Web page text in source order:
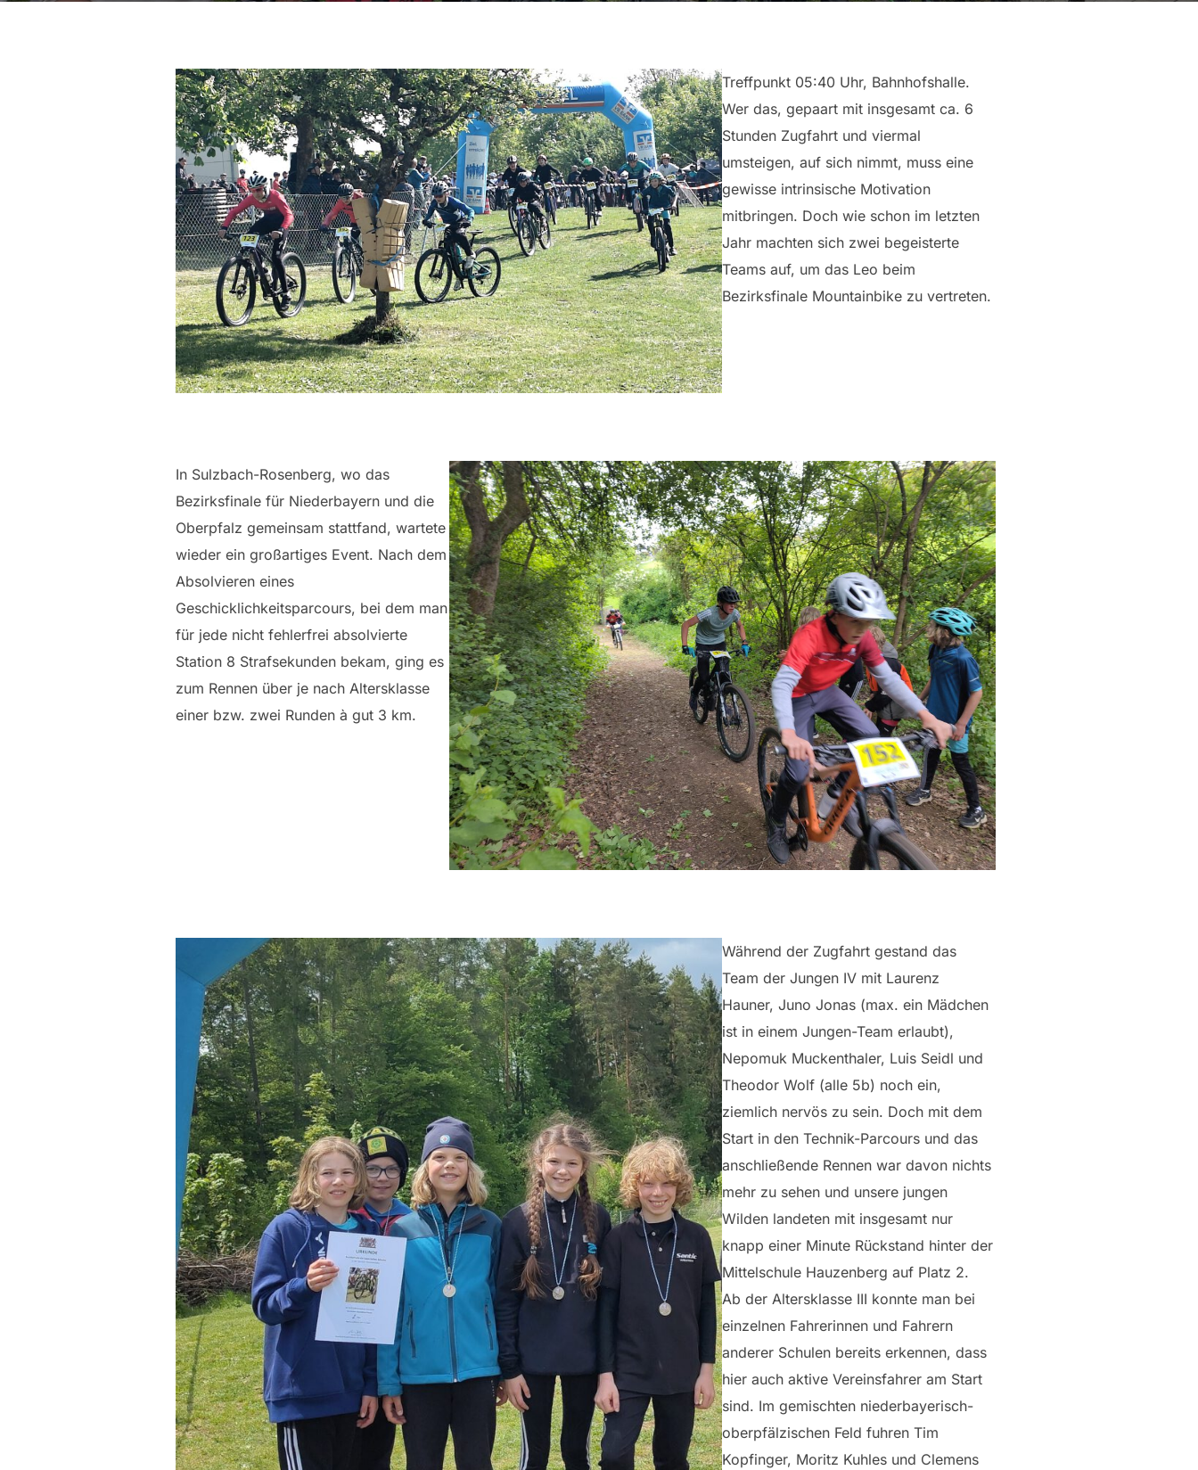
Treffpunkt 05:40 Uhr, Bahnhofshalle.
Wer das, gepaart mit insgesamt ca. 6
Stunden Zugfahrt und viermal
umsteigen, auf sich nimmt, muss eine
gewisse intrinsische Motivation
mitbringen. Doch wie schon im letzten
Jahr machten sich zwei begeisterte
Teams auf, um das Leo beim
Bezirksfinale Mountainbike zu vertreten.
In Sulzbach-Rosenberg, wo das
Bezirksfinale für Niederbayern und die
Oberpfalz gemeinsam stattfand, wartete
wieder ein großartiges Event. Nach dem
Absolvieren eines
Geschicklichkeitsparcours, bei dem man
für jede nicht fehlerfrei absolvierte
Station 8 Strafsekunden bekam, ging es
zum Rennen über je nach Altersklasse
einer bzw. zwei Runden à gut 3 km.
Während der Zugfahrt gestand das
Team der Jungen IV mit Laurenz
Hauner, Juno Jonas (max. ein Mädchen
ist in einem Jungen-Team erlaubt),
Nepomuk Muckenthaler, Luis Seidl und
Theodor Wolf (alle 5b) noch ein,
ziemlich nervös zu sein. Doch mit dem
Start in den Technik-Parcours und das
anschließende Rennen war davon nichts
mehr zu sehen und unsere jungen
Wilden landeten mit insgesamt nur
knapp einer Minute Rückstand hinter der
Mittelschule Hauzenberg auf Platz 2.
Ab der Altersklasse III konnte man bei
einzelnen Fahrerinnen und Fahrern
anderer Schulen bereits erkennen, dass
hier auch aktive Vereinsfahrer am Start
sind. Im gemischten niederbayerisch-
oberpfälzischen Feld fuhren Tim
Kopfinger, Moritz Kuhles und Clemens